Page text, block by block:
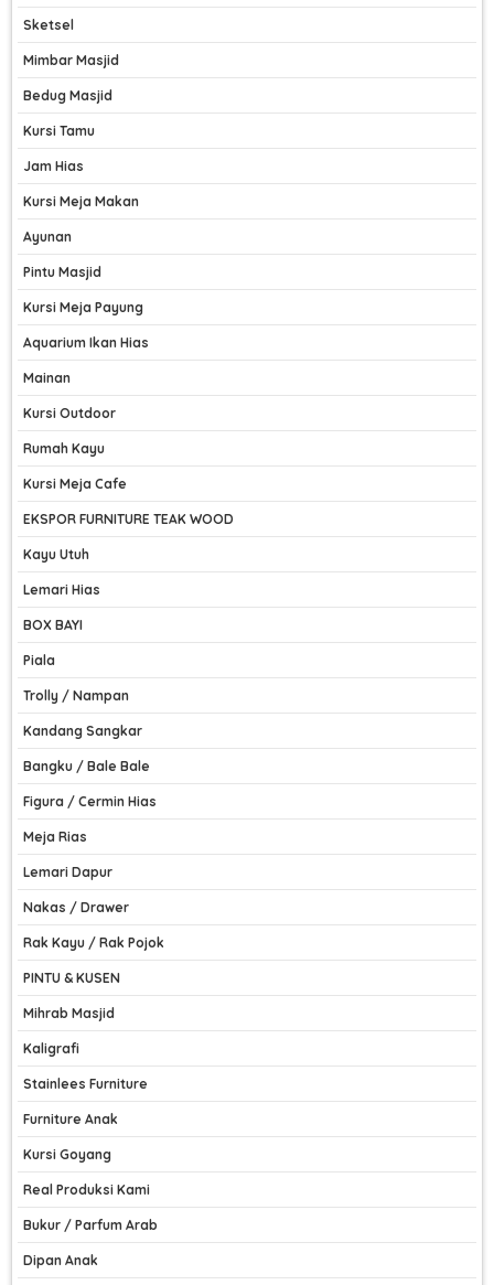
Sketsel
Mimbar Masjid
Bedug Masjid
Kursi Tamu
Jam Hias
Kursi Meja Makan
Ayunan
Pintu Masjid
Kursi Meja Payung
Aquarium Ikan Hias
Mainan
Kursi Outdoor
Rumah Kayu
Kursi Meja Cafe
EKSPOR FURNITURE TEAK WOOD
Kayu Utuh
Lemari Hias
BOX BAYI
Piala
Trolly / Nampan
Kandang Sangkar
Bangku / Bale Bale
Figura / Cermin Hias
Meja Rias
Lemari Dapur
Nakas / Drawer
Rak Kayu / Rak Pojok
PINTU & KUSEN
Mihrab Masjid
Kaligrafi
Stainlees Furniture
Furniture Anak
Kursi Goyang
Real Produksi Kami
Bukur / Parfum Arab
Dipan Anak